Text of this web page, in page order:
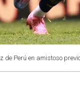
de Perú en amistoso